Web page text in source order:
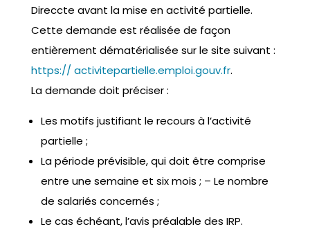
Direccte avant la mise en activité partielle.
Cette demande est réalisée de façon
entièrement dématérialisée sur le site suivant :
https:// activitepartielle.emploi.gouv.fr.
La demande doit préciser :
Les motifs justifiant le recours à l’activité
partielle ;
La période prévisible, qui doit être comprise
entre une semaine et six mois ; – Le nombre
de salariés concernés ;
Le cas échéant, l’avis préalable des IRP.